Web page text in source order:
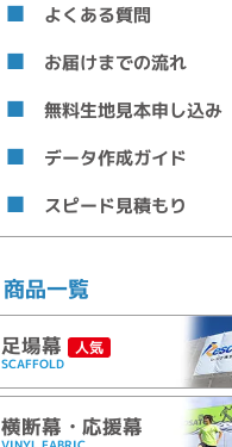
よくある質問
お届けまでの流れ
無料生地見本申し込み
データ作成ガイド
スピード見積もり
商品一覧
足場幕 人気
SCAFFOLD
横断幕・応援幕